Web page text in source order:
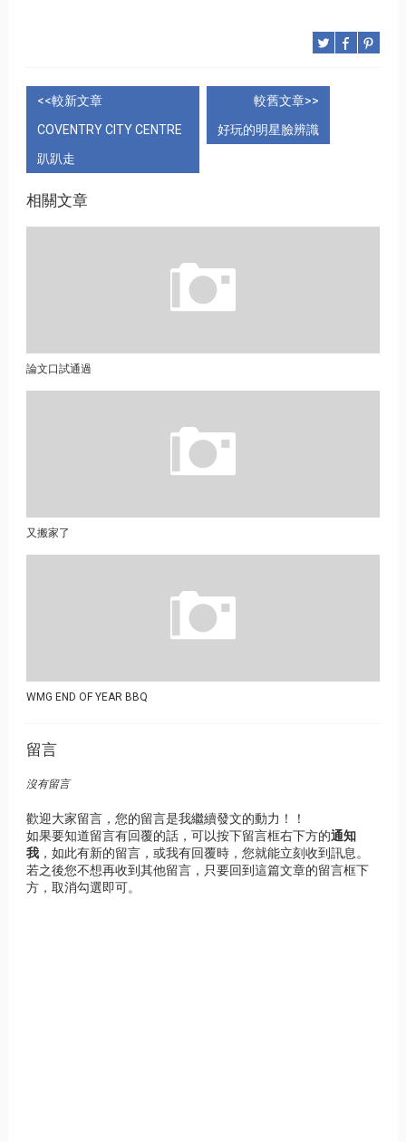
<<較新文章
COVENTRY CITY CENTRE
趴趴走
較舊文章>>
好玩的明星臉辨識
相關文章
論文口試通過
又搬家了
WMG END OF YEAR BBQ
留言
沒有留言
歡迎大家留言，您的留言是我繼續發文的動力！！
如果要知道留言有回覆的話，可以按下留言框右下方的通知
我，如此有新的留言，或我有回覆時，您就能立刻收到訊息。
若之後您不想再收到其他留言，只要回到這篇文章的留言框下
方，取消勾選即可。